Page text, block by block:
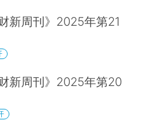
新周刊》2025年第21
新周刊》2025年第20